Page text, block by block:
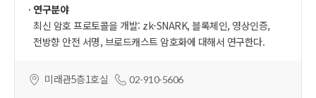
연구분야
최신 암호 프로토콜을 개발: zk-SNARK, 블록체인, 영상인증,
전방향 안전 서명, 브로드캐스트 암호화에 대해서 연구한다.
미래관5층1호실 02-910-5606